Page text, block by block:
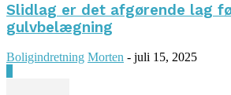
Slidlag er det afgørende lag
gulvbelægning
Boligindretning Morten - juli 15, 2025